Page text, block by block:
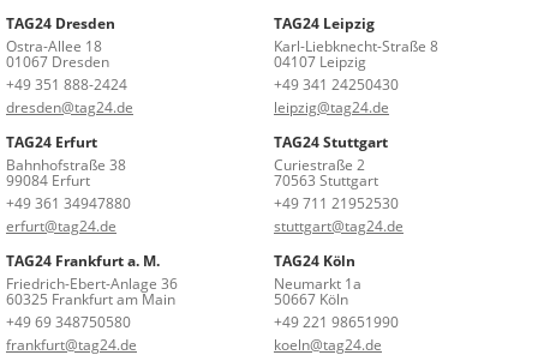
TAG24 Dresden
Ostra-Allee 18
01067 Dresden
+49 351 888-2424
dresden@tag24.de
TAG24 Leipzig
Karl-Liebknecht-Straße 8
04107 Leipzig
+49 341 24250430
leipzig@tag24.de
TAG24 Erfurt
Bahnhofstraße 38
99084 Erfurt
+49 361 34947880
erfurt@tag24.de
TAG24 Stuttgart
Curiestraße 2
70563 Stuttgart
+49 711 21952530
stuttgart@tag24.de
TAG24 Frankfurt a. M.
Friedrich-Ebert-Anlage 36
60325 Frankfurt am Main
+49 69 348750580
frankfurt@tag24.de
TAG24 Köln
Neumarkt 1a
50667 Köln
+49 221 98651990
koeln@tag24.de